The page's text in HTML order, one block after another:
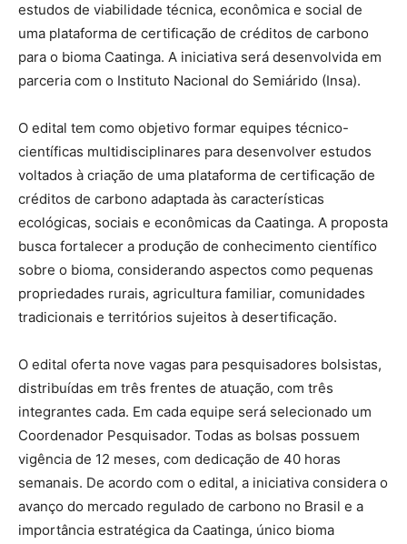
estudos de viabilidade técnica, econômica e social de
uma plataforma de certificação de créditos de carbono
para o bioma Caatinga. A iniciativa será desenvolvida em
parceria com o Instituto Nacional do Semiárido (Insa).
O edital tem como objetivo formar equipes técnico-
científicas multidisciplinares para desenvolver estudos
voltados à criação de uma plataforma de certificação de
créditos de carbono adaptada às características
ecológicas, sociais e econômicas da Caatinga. A proposta
busca fortalecer a produção de conhecimento científico
sobre o bioma, considerando aspectos como pequenas
propriedades rurais, agricultura familiar, comunidades
tradicionais e territórios sujeitos à desertificação.
O edital oferta nove vagas para pesquisadores bolsistas,
distribuídas em três frentes de atuação, com três
integrantes cada. Em cada equipe será selecionado um
Coordenador Pesquisador. Todas as bolsas possuem
vigência de 12 meses, com dedicação de 40 horas
semanais. De acordo com o edital, a iniciativa considera o
avanço do mercado regulado de carbono no Brasil e a
importância estratégica da Caatinga, único bioma